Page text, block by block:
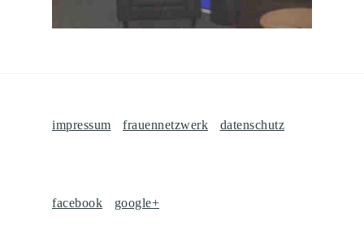
impressum frauennetzwerk datenschutz
facebook google+